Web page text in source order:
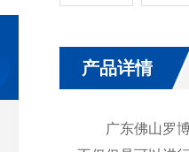
产品详情
广东佛山罗博